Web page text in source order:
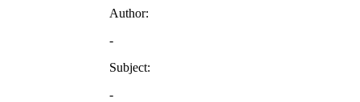
Author:
-
Subject:
-